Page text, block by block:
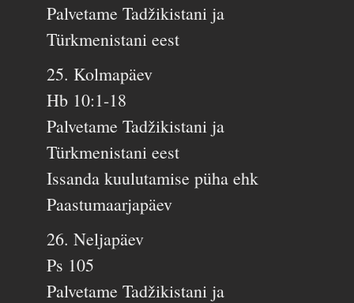
Palvetame Tadžikistani ja
Türkmenistani eest
25. Kolmapäev
Hb 10:1-18
Palvetame Tadžikistani ja
Türkmenistani eest
Issanda kuulutamise püha ehk
Paastumaarjapäev
26. Neljapäev
Ps 105
Palvetame Tadžikistani ja